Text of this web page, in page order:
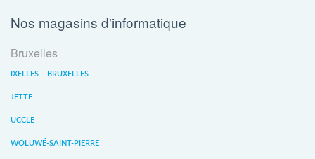
Nos magasins d'informatique
Bruxelles
IXELLES – BRUXELLES
JETTE
UCCLE
WOLUWÉ-SAINT-PIERRE